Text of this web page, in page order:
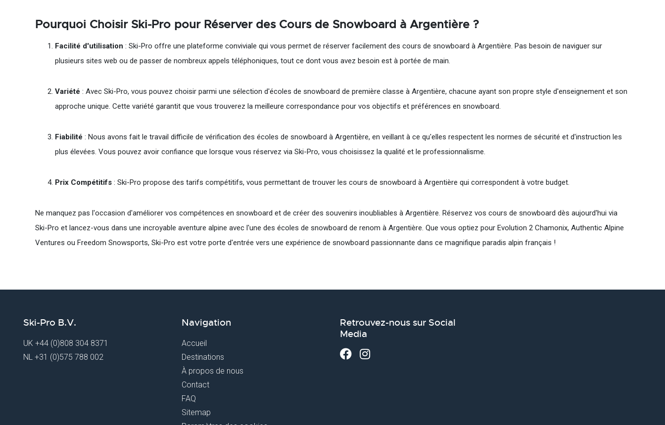
Pourquoi Choisir Ski-Pro pour Réserver des Cours de Snowboard à Argentière ?
Facilité d'utilisation : Ski-Pro offre une plateforme conviviale qui vous permet de réserver facilement des cours de snowboard à Argentière. Pas besoin de naviguer sur
plusieurs sites web ou de passer de nombreux appels téléphoniques, tout ce dont vous avez besoin est à portée de main.
Variété : Avec Ski-Pro, vous pouvez choisir parmi une sélection d'écoles de snowboard de première classe à Argentière, chacune ayant son propre style d'enseignement et son
approche unique. Cette variété garantit que vous trouverez la meilleure correspondance pour vos objectifs et préférences en snowboard.
Fiabilité : Nous avons fait le travail difficile de vérification des écoles de snowboard à Argentière, en veillant à ce qu'elles respectent les normes de sécurité et d'instruction les
plus élevées. Vous pouvez avoir confiance que lorsque vous réservez via Ski-Pro, vous choisissez la qualité et le professionnalisme.
Prix Compétitifs : Ski-Pro propose des tarifs compétitifs, vous permettant de trouver les cours de snowboard à Argentière qui correspondent à votre budget.
Ne manquez pas l'occasion d'améliorer vos compétences en snowboard et de créer des souvenirs inoubliables à Argentière. Réservez vos cours de snowboard dès aujourd'hui via
Ski-Pro et lancez-vous dans une incroyable aventure alpine avec l'une des écoles de snowboard de renom à Argentière. Que vous optiez pour Evolution 2 Chamonix, Authentic Alpine
Ventures ou Freedom Snowsports, Ski-Pro est votre porte d'entrée vers une expérience de snowboard passionnante dans ce magnifique paradis alpin français !
Ski-Pro B.V.
UK +44 (0)808 304 8371
NL +31 (0)575 788 002
Navigation
Accueil
Destinations
À propos de nous
Contact
FAQ
Sitemap
Retrouvez-nous sur Social
Media